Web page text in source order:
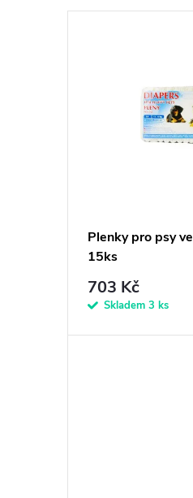
z
u
Plenky pro psy
15ks
703 Kč
Skladem 3 ks